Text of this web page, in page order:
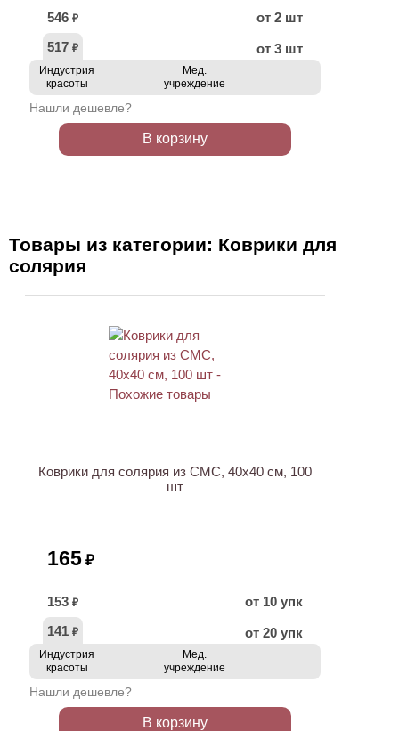
546 ₽
от 2 шт
517 ₽ от 3 шт
Индустрия
красоты
Мед.
учреждение
Нашли дешевле?
В корзину
Товары из категории: Коврики для
солярия
Коврики для солярия из СМС, 40х40 см, 100
шт
165 ₽
153 ₽
от 10 упк
141 ₽ от 20 упк
Индустрия
красоты
Мед.
учреждение
Нашли дешевле?
В корзину